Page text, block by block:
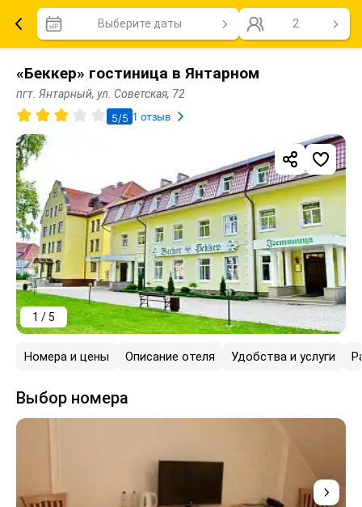
Выберите даты 2
«Беккер» гостиница в Янтарном
пгт. Янтарный, ул. Советская, 72
5/5 1 отзыв
1 / 5
Номера и цены Описание отеля Удобства и услуги
Выбор номера